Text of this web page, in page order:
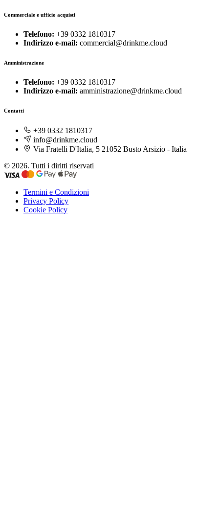
Commerciale e ufficio acquisti
Telefono: +39 0332 1810317
Indirizzo e-mail: commercial@drinkme.cloud
Amministrazione
Telefono: +39 0332 1810317
Indirizzo e-mail: amministrazione@drinkme.cloud
Contatti
+39 0332 1810317
info@drinkme.cloud
Via Fratelli D'Italia, 5 21052 Busto Arsizio - Italia
© 2026. Tutti i diritti riservati
Termini e Condizioni
Privacy Policy
Cookie Policy